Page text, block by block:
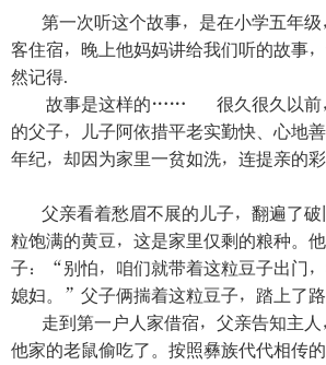
第一次听这个故事，是在小学五年级
客住宿，晚上他妈妈讲给我们听的故事
然记得.
故事是这样的…… 很久很久以前，
的父子，儿子阿依措平老实勤快、心地
年纪，却因为家里一贫如洗，连提亲的彩
父亲看着愁眉不展的儿子，翻遍了破
粒饱满的黄豆，这是家里仅剩的粮种。
子：“别怕，咱们就带着这粒豆子出门
媳妇。”父子俩揣着这粒豆子，踏上了路
走到第一户人家借宿，父亲告知主人
他家的老鼠偷吃了。按照彝族代代相传